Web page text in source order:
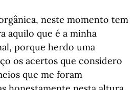
neste momento tem
aquilo que é a minha
porque herdo uma
os acertos que considero
que me foram